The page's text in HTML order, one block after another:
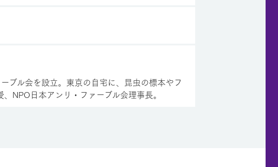
ブル会を設立。東京の自宅に、昆虫の標本やフ
NPO日本アンリ・ファーブル会理事長。